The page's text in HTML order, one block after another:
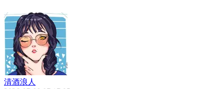
清酒浪人